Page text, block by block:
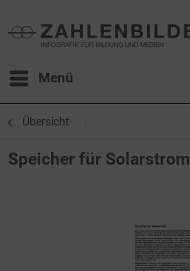
Menü
Übersicht
Speicher für Solarstrom